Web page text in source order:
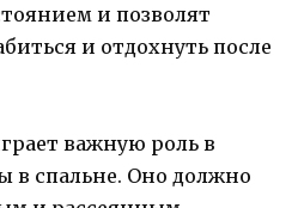
и позволят
и отдохнуть после
важную роль в
в спальне. Оно должно